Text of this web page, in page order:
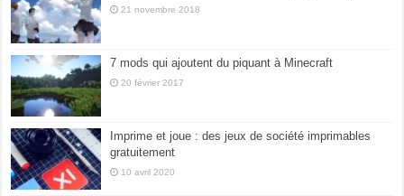
21 novembre 2018
7 mods qui ajoutent du piquant à Minecraft
20 février 2017
Imprime et joue : des jeux de société imprimables
gratuitement
10 avril 2020